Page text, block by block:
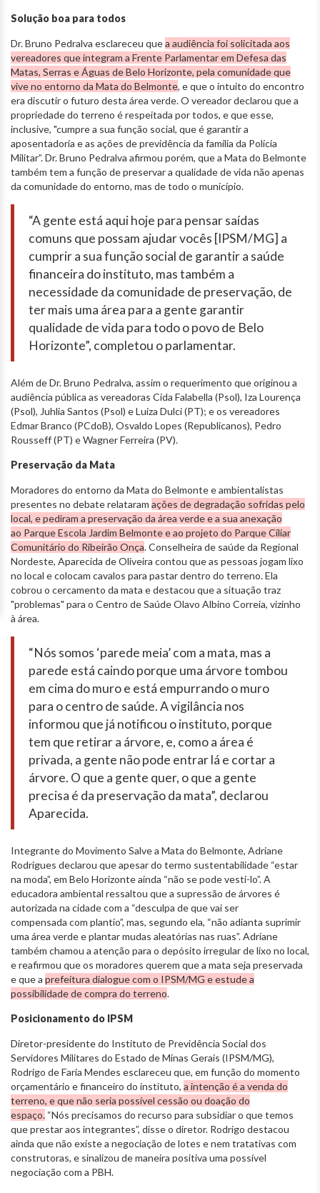
Solução boa para todos
Dr. Bruno Pedralva esclareceu quea audiência foi solicitada aos
vereadores que integram a Frente Parlamentar em Defesa das
Matas, Serras e Águas de Belo Horizonte, pela comunidade que
vive no entorno da Mata do Belmonte, e que o intuito do encontro
era discutir o futuro desta área verde. O vereador declarou que a
propriedade do terreno é respeitada por todos, e que esse,
inclusive, "cumpre a sua função social, que é garantir a
aposentadoria e as ações de previdência da família da Polícia
Militar”. Dr. Bruno Pedralva afirmou porém, que a Mata do Belmonte
também tem a função de preservar a qualidade de vida não apenas
da comunidade do entorno, mas de todo o município.
“A gente está aqui hoje para pensar saídas
comuns que possam ajudar vocês [IPSM/MG] a
cumprir a sua função social de garantir a saúde
financeira do instituto, mas também a
necessidade da comunidade de preservação, de
ter mais uma área para a gente garantir
qualidade de vida para todo o povo de Belo
Horizonte”, completou o parlamentar.
Além de Dr. Bruno Pedralva, assim o requerimento que originou a
audiência pública as vereadoras Cida Falabella (Psol), Iza Lourença
(Psol), Juhlia Santos (Psol) e Luiza Dulci (PT); e os vereadores
Edmar Branco (PCdoB), Osvaldo Lopes (Republicanos), Pedro
Rousseff (PT) e Wagner Ferreira (PV).
Preservação da Mata
Moradores do entorno da Mata do Belmonte e ambientalistas
presentes no debate relataram ações de degradação sofridas pelo
local, e pediram a preservação da área verde e a sua anexação
ao Parque Escola Jardim Belmonte e ao projeto do Parque Ciliar
Comunitário do Ribeirão Onça. Conselheira de saúde da Regional
Nordeste, Aparecida de Oliveira contou que as pessoas jogam lixo
no local e colocam cavalos para pastar dentro do terreno. Ela
cobrou o cercamento da mata e destacou que a situação traz
"problemas" para o Centro de Saúde Olavo Albino Correia, vizinho
à área.
“Nós somos ‘parede meia’ com a mata, mas a
parede está caindo porque uma árvore tombou
em cima do muro e está empurrando o muro
para o centro de saúde. A vigilância nos
informou que já notificou o instituto, porque
tem que retirar a árvore, e, como a área é
privada, a gente não pode entrar lá e cortar a
árvore. O que a gente quer, o que a gente
precisa é da preservação da mata”, declarou
Aparecida.
Integrante do Movimento Salve a Mata do Belmonte, Adriane
Rodrigues declarou que apesar do termo sustentabilidade “estar
na moda”, em Belo Horizonte ainda “não se pode vesti-lo”. A
educadora ambiental ressaltou que a supressão de árvores é
autorizada na cidade com a “desculpa de que vai ser
compensada com plantio”, mas, segundo ela, “não adianta suprimir
uma área verde e plantar mudas aleatórias nas ruas”. Adriane
também chamou a atenção para o depósito irregular de lixo no local,
e reafirmou que os moradores querem que a mata seja preservada
e que a prefeitura dialogue com o IPSM/MG e estude a
possibilidade de compra do terreno.
Posicionamento do IPSM
Diretor-presidente do Instituto de Previdência Social dos
Servidores Militares do Estado de Minas Gerais (IPSM/MG),
Rodrigo de Faria Mendes esclareceu que, em função do momento
orçamentário e financeiro do instituto, a intenção é a venda do
terreno, e que não seria possível cessão ou doação do
espaço. “Nós precisamos do recurso para subsidiar o que temos
que prestar aos integrantes”, disse o diretor. Rodrigo destacou
ainda que não existe a negociação de lotes e nem tratativas com
construtoras, e sinalizou de maneira positiva uma possível
negociação com a PBH.